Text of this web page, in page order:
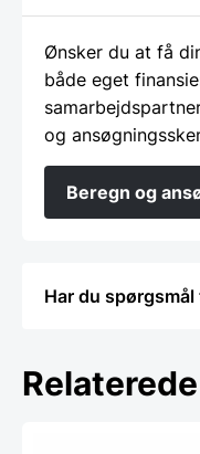
Ønsker du at få
både eget
og
Beregn og
Har du